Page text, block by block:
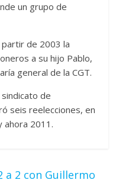
un grupo de
de 2003 la
a su hijo Pablo,
general de la CGT.
de
seis reelecciones, en
ahora 2011.
a 2 con Guillermo